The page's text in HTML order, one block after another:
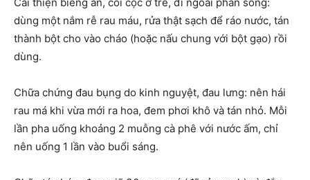
dùng một nắm rễ rau máu, rửa thật sạch để ráo nước, tán
thành bột cho vào cháo (hoặc nấu chung với bột gạo) rồi
dùng.
Chữa chứng đau bụng do kinh nguyệt, đau lưng: nên hái
rau má khi vừa mới ra hoa, đem phơi khô và tán nhỏ. Mỗi
lần pha uống khoảng 2 muỗng cà phê với nước ấm, chỉ
nên uống 1 lần vào buổi sáng.